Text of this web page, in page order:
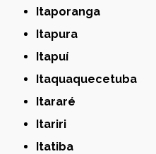
Itaporanga
Itapura
Itapuí
Itaquaquecetuba
Itararé
Itariri
Itatiba